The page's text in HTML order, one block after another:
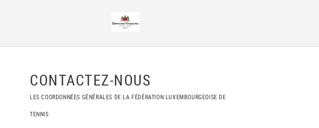
CONTACTEZ-NOUS
LES COORDONNÉES GÉNÉRALES DE LA FÉDÉRATION LUXEMBOURGEOISE DE
TENNIS